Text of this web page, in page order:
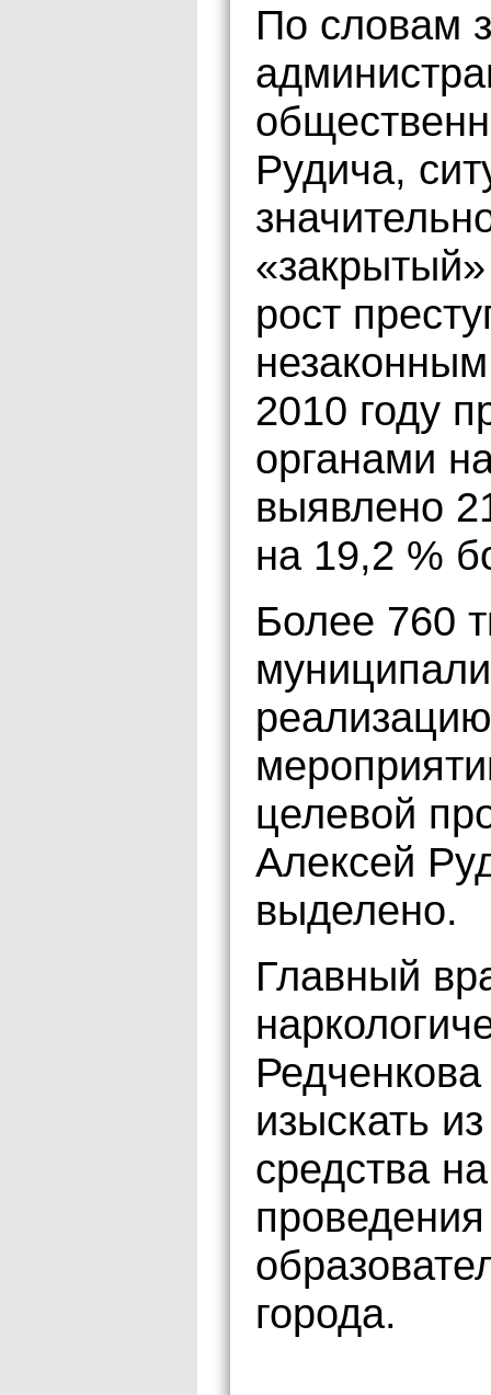
По словам
Рудича,
рост
2010 году
органами
выявлено
на 19,2 %
Более 760
целевой
Алексей
выделено.
Главный
изыскать
средства
города.